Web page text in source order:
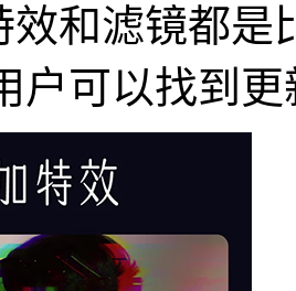
效和滤镜都
户可以找到